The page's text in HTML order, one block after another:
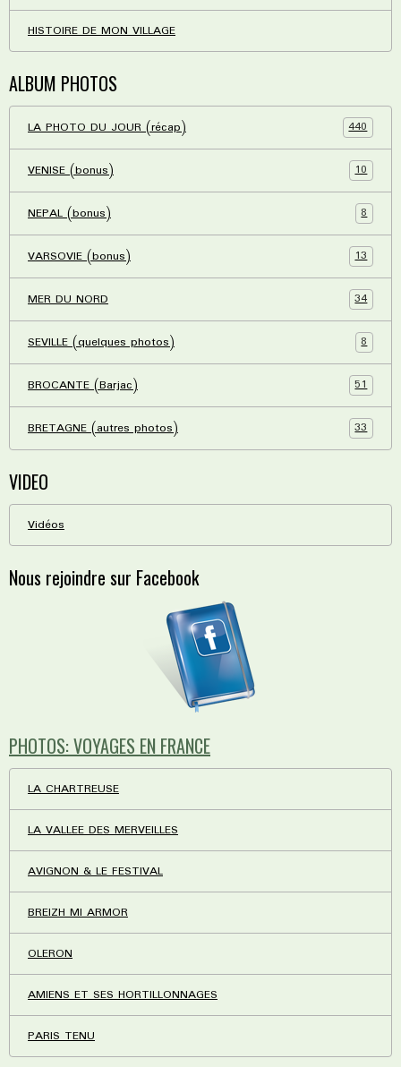
HISTOIRE DE MON VILLAGE
ALBUM PHOTOS
LA PHOTO DU JOUR (récap) 440
VENISE (bonus) 10
NEPAL (bonus) 8
VARSOVIE (bonus) 13
MER DU NORD 34
SEVILLE (quelques photos) 8
BROCANTE (Barjac) 51
BRETAGNE (autres photos) 33
VIDEO
Vidéos
Nous rejoindre sur Facebook
PHOTOS: VOYAGES EN FRANCE
LA CHARTREUSE
LA VALLEE DES MERVEILLES
AVIGNON & LE FESTIVAL
BREIZH MI ARMOR
OLERON
AMIENS ET SES HORTILLONNAGES
PARIS TENU